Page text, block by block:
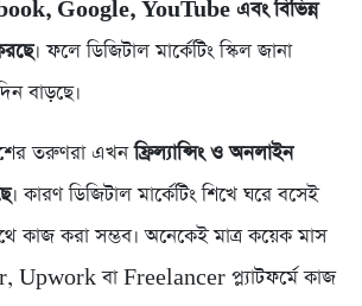
Google, YouTube এবং বিভিন্ন
। ফলে ডিজিটাল মার্কেটিং স্কিল জানা
বাড়ছে।
তরুণরা এখনফ্রিল্যান্সিং ও অনলাইন
। কারণ ডিজিটাল মার্কেটিং শিখে ঘরে বসেই
কাজ করা সম্ভব। অনেকেই মাত্র কয়েক মাস
Upwork বা Freelancer প্ল্যাটফর্মে কাজ